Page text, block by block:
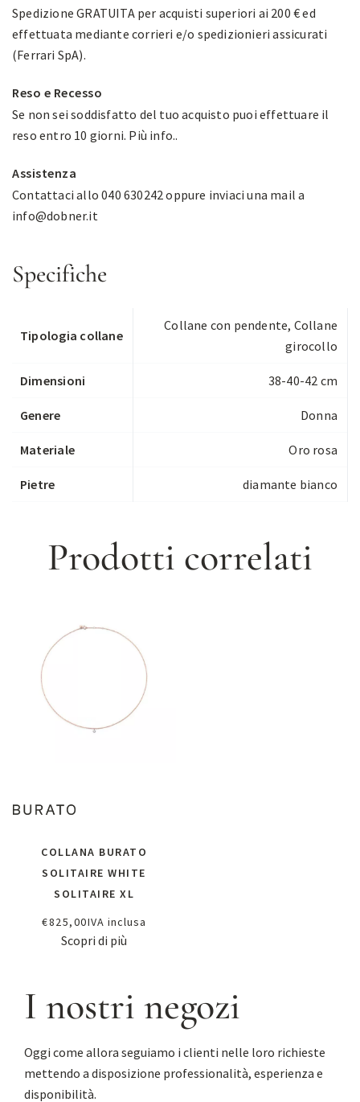
Spedizione GRATUITA per acquisti superiori ai 200 € ed
effettuata mediante corrieri e/o spedizionieri assicurati
(Ferrari SpA).
Reso e Recesso
Se non sei soddisfatto del tuo acquisto puoi effettuare il
reso entro 10 giorni. Più info..
Assistenza
Contattaci allo 040 630242 oppure inviaci una mail a
info@dobner.it
Specifiche
Tipologia collane
Collane con pendente, Collane
girocollo
Dimensioni 38-40-42 cm
Genere Donna
Materiale Oro rosa
Pietre diamante bianco
Prodotti correlati
COLLANA BURATO
SOLITAIRE WHITE
SOLITAIRE XL
€825,00IVA inclusa
Scopri di più
I nostri negozi
Oggi come allora seguiamo i clienti nelle loro richieste
mettendo a disposizione professionalità, esperienza e
disponibilità.